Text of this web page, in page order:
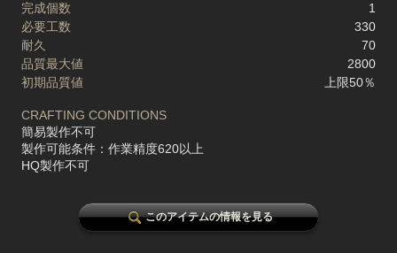
完成個数
1
必要工数
330
耐久
70
品質最大値
2800
初期品質値
上限50％
CRAFTING CONDITIONS
簡易製作不可
製作可能条件：作業精度620以上
HQ製作不可
このアイテムの情報を見る